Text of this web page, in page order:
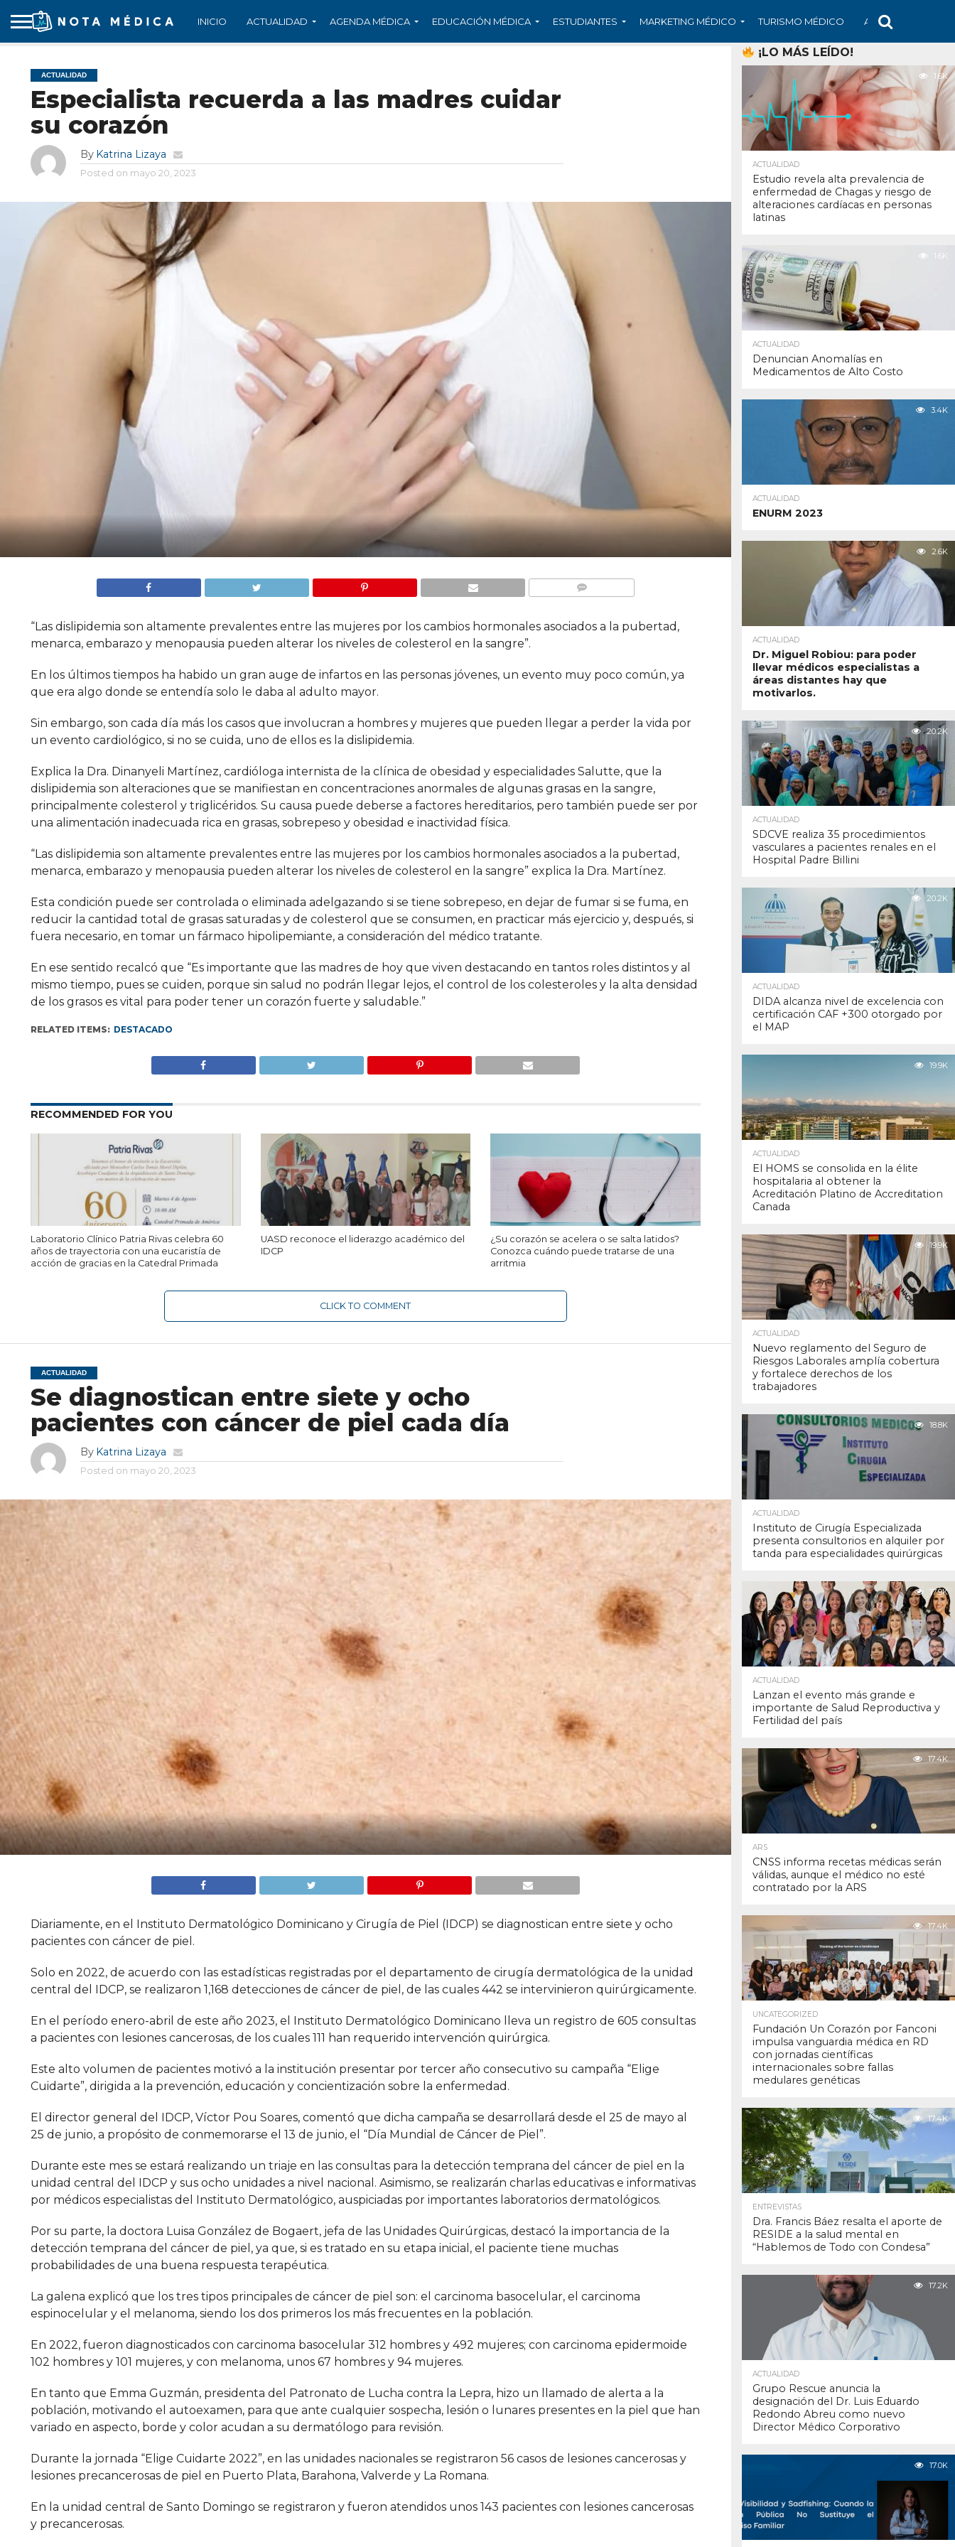
INICIO ACTUALIDAD AGENDA MÉDICA EDUCACIÓN MÉDICA ESTUDIANTES MARKETING MÉDICO TURISMO MÉDICO ARS
ACTUALIDAD
Especialista recuerda a las madres cuidar
su corazón
By Katrina Lizaya
Posted on mayo 20, 2023
“Las dislipidemia son altamente prevalentes entre las mujeres por los cambios hormonales asociados a la pubertad,
menarca, embarazo y menopausia pueden alterar los niveles de colesterol en la sangre”.
En los últimos tiempos ha habido un gran auge de infartos en las personas jóvenes, un evento muy poco común, ya
que era algo donde se entendía solo le daba al adulto mayor.
Sin embargo, son cada día más los casos que involucran a hombres y mujeres que pueden llegar a perder la vida por
un evento cardiológico, si no se cuida, uno de ellos es la dislipidemia.
Explica la Dra. Dinanyeli Martínez, cardióloga internista de la clínica de obesidad y especialidades Salutte, que la
dislipidemia son alteraciones que se manifiestan en concentraciones anormales de algunas grasas en la sangre,
principalmente colesterol y triglicéridos. Su causa puede deberse a factores hereditarios, pero también puede ser por
una alimentación inadecuada rica en grasas, sobrepeso y obesidad e inactividad física.
“Las dislipidemia son altamente prevalentes entre las mujeres por los cambios hormonales asociados a la pubertad,
menarca, embarazo y menopausia pueden alterar los niveles de colesterol en la sangre” explica la Dra. Martínez.
Esta condición puede ser controlada o eliminada adelgazando si se tiene sobrepeso, en dejar de fumar si se fuma, en
reducir la cantidad total de grasas saturadas y de colesterol que se consumen, en practicar más ejercicio y, después, si
fuera necesario, en tomar un fármaco hipolipemiante, a consideración del médico tratante.
En ese sentido recalcó que “Es importante que las madres de hoy que viven destacando en tantos roles distintos y al
mismo tiempo, pues se cuiden, porque sin salud no podrán llegar lejos, el control de los colesteroles y la alta densidad
de los grasos es vital para poder tener un corazón fuerte y saludable.”
RELATED ITEMS: DESTACADO
RECOMMENDED FOR YOU
Laboratorio Clínico Patria Rivas celebra 60
años de trayectoria con una eucaristía de
acción de gracias en la Catedral Primada
UASD reconoce el liderazgo académico del
IDCP
¿Su corazón se acelera o se salta latidos?
Conozca cuándo puede tratarse de una
arritmia
CLICK TO COMMENT
ACTUALIDAD
Se diagnostican entre siete y ocho
pacientes con cáncer de piel cada día
By Katrina Lizaya
Posted on mayo 20, 2023
Diariamente, en el Instituto Dermatológico Dominicano y Cirugía de Piel (IDCP) se diagnostican entre siete y ocho
pacientes con cáncer de piel.
Solo en 2022, de acuerdo con las estadísticas registradas por el departamento de cirugía dermatológica de la unidad
central del IDCP, se realizaron 1,168 detecciones de cáncer de piel, de las cuales 442 se intervinieron quirúrgicamente.
En el período enero-abril de este año 2023, el Instituto Dermatológico Dominicano lleva un registro de 605 consultas
a pacientes con lesiones cancerosas, de los cuales 111 han requerido intervención quirúrgica.
Este alto volumen de pacientes motivó a la institución presentar por tercer año consecutivo su campaña “Elige
Cuidarte”, dirigida a la prevención, educación y concientización sobre la enfermedad.
El director general del IDCP, Víctor Pou Soares, comentó que dicha campaña se desarrollará desde el 25 de mayo al
25 de junio, a propósito de conmemorarse el 13 de junio, el “Día Mundial de Cáncer de Piel”.
Durante este mes se estará realizando un triaje en las consultas para la detección temprana del cáncer de piel en la
unidad central del IDCP y sus ocho unidades a nivel nacional. Asimismo, se realizarán charlas educativas e informativas
por médicos especialistas del Instituto Dermatológico, auspiciadas por importantes laboratorios dermatológicos.
Por su parte, la doctora Luisa González de Bogaert, jefa de las Unidades Quirúrgicas, destacó la importancia de la
detección temprana del cáncer de piel, ya que, si es tratado en su etapa inicial, el paciente tiene muchas
probabilidades de una buena respuesta terapéutica.
La galena explicó que los tres tipos principales de cáncer de piel son: el carcinoma basocelular, el carcinoma
espinocelular y el melanoma, siendo los dos primeros los más frecuentes en la población.
En 2022, fueron diagnosticados con carcinoma basocelular 312 hombres y 492 mujeres; con carcinoma epidermoide
102 hombres y 101 mujeres, y con melanoma, unos 67 hombres y 94 mujeres.
En tanto que Emma Guzmán, presidenta del Patronato de Lucha contra la Lepra, hizo un llamado de alerta a la
población, motivando el autoexamen, para que ante cualquier sospecha, lesión o lunares presentes en la piel que han
variado en aspecto, borde y color acudan a su dermatólogo para revisión.
Durante la jornada “Elige Cuidarte 2022”, en las unidades nacionales se registraron 56 casos de lesiones cancerosas y
lesiones precancerosas de piel en Puerto Plata, Barahona, Valverde y La Romana.
En la unidad central de Santo Domingo se registraron y fueron atendidos unos 143 pacientes con lesiones cancerosas
y precancerosas.
¡LO MÁS LEÍDO!
1.6K
ACTUALIDAD
Estudio revela alta prevalencia de
enfermedad de Chagas y riesgo de
alteraciones cardíacas en personas
latinas
1.6K
ACTUALIDAD
Denuncian Anomalías en
Medicamentos de Alto Costo
3.4K
ACTUALIDAD
ENURM 2023
2.6K
ACTUALIDAD
Dr. Miguel Robiou: para poder
llevar médicos especialistas a
áreas distantes hay que
motivarlos.
20.2K
ACTUALIDAD
SDCVE realiza 35 procedimientos
vasculares a pacientes renales en el
Hospital Padre Billini
20.2K
ACTUALIDAD
DIDA alcanza nivel de excelencia con
certificación CAF +300 otorgado por
el MAP
19.9K
ACTUALIDAD
El HOMS se consolida en la élite
hospitalaria al obtener la
Acreditación Platino de Accreditation
Canada
19.9K
ACTUALIDAD
Nuevo reglamento del Seguro de
Riesgos Laborales amplía cobertura
y fortalece derechos de los
trabajadores
18.8K
ACTUALIDAD
Instituto de Cirugía Especializada
presenta consultorios en alquiler por
tanda para especialidades quirúrgicas
17.9K
ACTUALIDAD
Lanzan el evento más grande e
importante de Salud Reproductiva y
Fertilidad del país
17.4K
ARS
CNSS informa recetas médicas serán
válidas, aunque el médico no esté
contratado por la ARS
17.4K
UNCATEGORIZED
Fundación Un Corazón por Fanconi
impulsa vanguardia médica en RD
con jornadas científicas
internacionales sobre fallas
medulares genéticas
17.4K
ENTREVISTAS
Dra. Francis Báez resalta el aporte de
RESIDE a la salud mental en
“Hablemos de Todo con Condesa”
17.2K
ACTUALIDAD
Grupo Rescue anuncia la
designación del Dr. Luis Eduardo
Redondo Abreu como nuevo
Director Médico Corporativo
17.0K